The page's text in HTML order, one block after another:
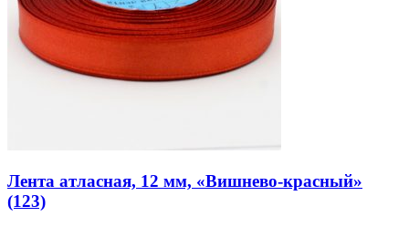
Лента атласная, 12 мм, «Вишнево-красный»
(123)